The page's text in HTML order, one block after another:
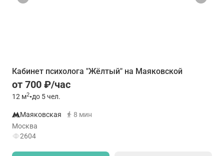
Кабинет психолога "Жёлтый" на Маяковской
от 700 ₽/час
12 м2•до 5 чел.
Маяковская
8 мин
Москва
2604